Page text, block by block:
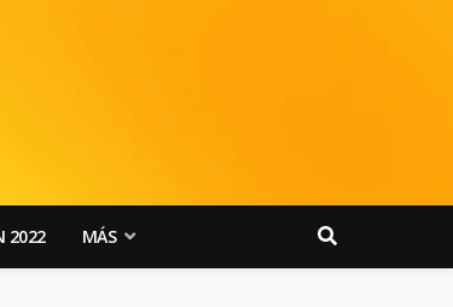
2022 MÁS